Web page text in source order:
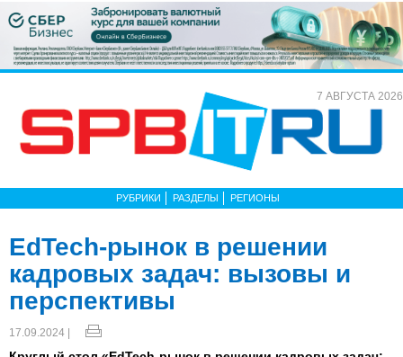
7 АВГУСТА 2026
РУБРИКИ РАЗДЕЛЫ РЕГИОНЫ
EdTech-рынок в решении
кадровых задач: вызовы и
перспективы
17.09.2024 |